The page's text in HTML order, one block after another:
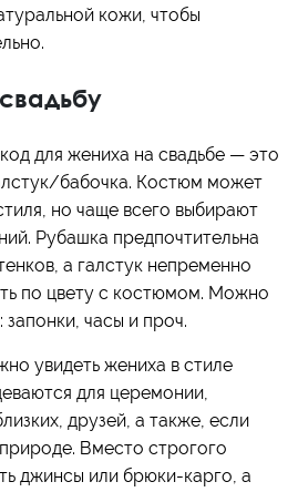
кожи, чтобы
для жениха на свадьбе — это
бабочка. Костюм может
но чаще всего выбирают
Рубашка предпочтительна
а галстук непременно
по цвету с костюмом. Можно
часы и проч.
увидеть жениха в стиле
для церемонии,
друзей, а также, если
Вместо строгого
джинсы или брюки-карго, а